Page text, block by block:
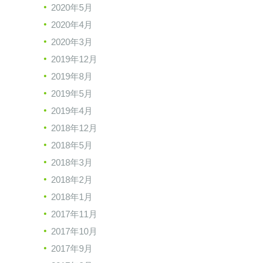
2020年5月
2020年4月
2020年3月
2019年12月
2019年8月
2019年5月
2019年4月
2018年12月
2018年5月
2018年3月
2018年2月
2018年1月
2017年11月
2017年10月
2017年9月